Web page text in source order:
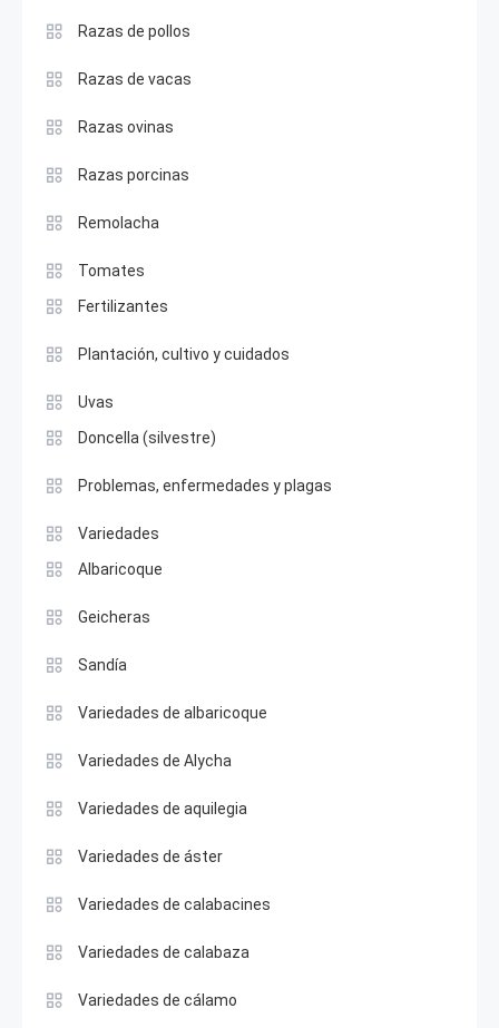
Razas de pollos
Razas de vacas
Razas ovinas
Razas porcinas
Remolacha
Tomates
Fertilizantes
Plantación, cultivo y cuidados
Uvas
Doncella (silvestre)
Problemas, enfermedades y plagas
Variedades
Albaricoque
Geicheras
Sandía
Variedades de albaricoque
Variedades de Alycha
Variedades de aquilegia
Variedades de áster
Variedades de calabacines
Variedades de calabaza
Variedades de cálamo